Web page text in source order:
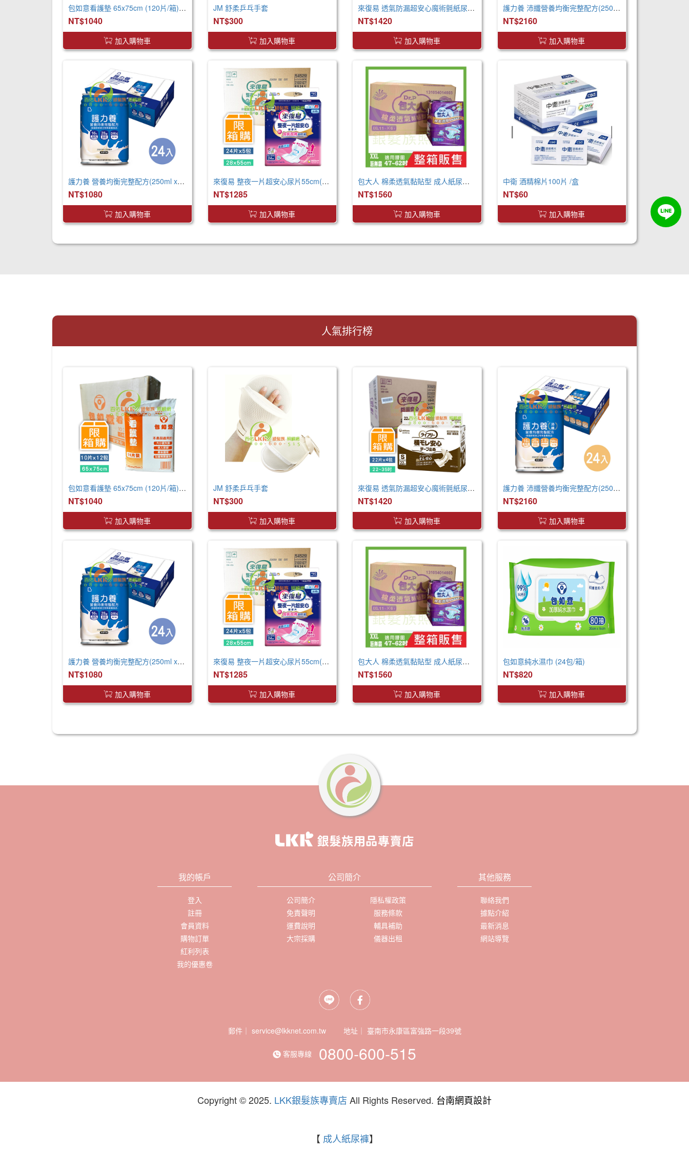
包如意看護墊 65x75cm (120片/箱) 產褥墊 看護墊 寵物墊
NT$1040
加入購物車
JM 舒柔乒乓手套
NT$300
加入購物車
來復易 透氣防漏超安心魔術氈紙尿褲(S)(22片 X 4包)
NT$1420
加入購物車
護力養 沛纖營養均衡完整配方(250ml x24罐 x2箱)
NT$2160
加入購物車
護力養 營養均衡完整配方(250ml x24罐 x2箱)
NT$1080
加入購物車
來復易 整夜一片超安心尿片55cm(24片*5包/箱) 取代原先臀部加寬尿片
NT$1285
加入購物車
包大人 棉柔透氣黏貼型 成人紙尿褲 XXL 箱購 巨無霸尺寸
NT$1560
加入購物車
中衛 酒精棉片100片 /盒
NT$60
加入購物車
人氣排行榜
包如意看護墊 65x75cm (120片/箱) 產褥墊 看護墊 寵物墊
NT$1040
加入購物車
JM 舒柔乒乓手套
NT$300
加入購物車
來復易 透氣防漏超安心魔術氈紙尿褲(S)(22片 X 4包)
NT$1420
加入購物車
護力養 沛纖營養均衡完整配方(250ml x24罐 x2箱)
NT$2160
加入購物車
護力養 營養均衡完整配方(250ml x24罐 x2箱)
NT$1080
加入購物車
來復易 整夜一片超安心尿片55cm(24片*5包/箱) 取代原先臀部加寬尿片
NT$1285
加入購物車
包大人 棉柔透氣黏貼型 成人紙尿褲 XXL 箱購 巨無霸尺寸
NT$1560
加入購物車
包如意純水濕巾 (24包/箱)
NT$820
加入購物車
我的帳戶
登入
註冊
會員資料
購物訂單
紅利列表
我的優惠卷
公司簡介
公司簡介
隱私權政策
免責聲明
服務條款
運費說明
輔具補助
大宗採購
儀器出租
其他服務
聯絡我們
據點介紹
最新消息
網站導覽
郵件｜ service@lkknet.com.tw 地址｜
客服專線 0800-600-515
Copyright © 2025. LKK銀髮族專賣店 All Rights Reserved. 台南網頁設計
【 成人紙尿褲】